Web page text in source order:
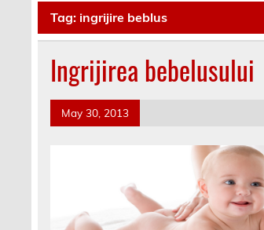
Tag: ingrijire beblus
Ingrijirea bebelusului
May 30, 2013